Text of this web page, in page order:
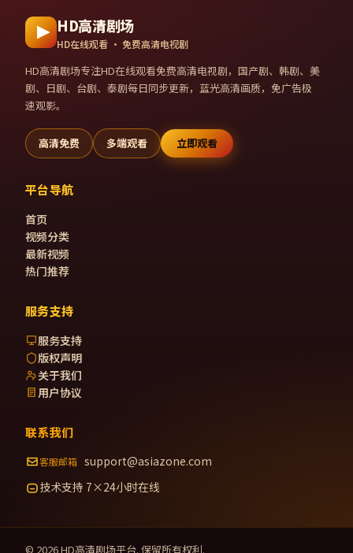
HD高清剧场
HD在线观看 · 免费高清电视剧
HD高清剧场专注HD在线观看免费高清电视剧，国产剧、韩剧、美
剧、日剧、台剧、泰剧每日同步更新，蓝光高清画质，免广告极
速观影。
高清免费 多端观看 立即观看
平台导航
首页
视频分类
最新视频
热门推荐
服务支持
服务支持
版权声明
关于我们
用户协议
联系我们
客服邮箱 support@asiazone.com
技术支持 7×24小时在线
© 2026HD高清剧场平台. 保留所有权利.